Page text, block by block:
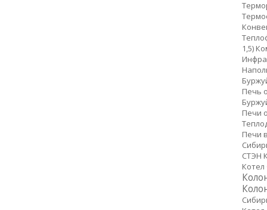
1,5)
Печь
Печи
Печи
СТЭН